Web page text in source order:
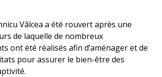
Vâlcea a été rouvert après une
de laquelle de nombreux
ont été réalisés afin d’aménager et de
pour assurer le bien-être des